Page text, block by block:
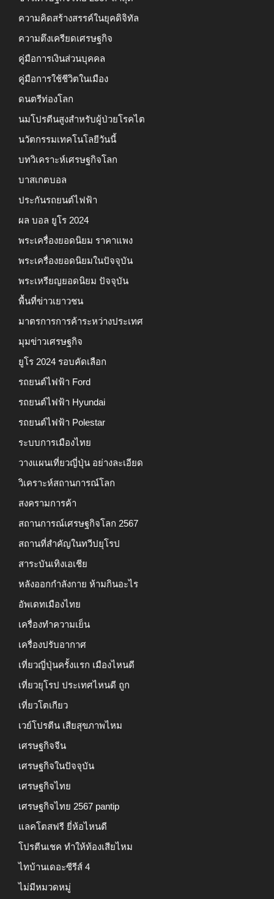
ความคิดสร้างสรรค์ในยุคดิจิทัล
ความตึงเครียดเศรษฐกิจ
คู่มือการเงินส่วนบุคคล
คู่มือการใช้ชีวิตในเมือง
ดนตรีท่องโลก
นมโปรตีนสูงสำหรับผู้ป่วยโรคไต
นวัตกรรมเทคโนโลยีวันนี้
บทวิเคราะห์เศรษฐกิจโลก
บาสเกตบอล
ประกันรถยนต์ไฟฟ้า
ผล บอล ยูโร 2024
พระเครื่องยอดนิยม ราคาแพง
พระเครื่องยอดนิยมในปัจจุบัน
พระเหรียญยอดนิยม ปัจจุบัน
พื้นที่ข่าวเยาวชน
มาตรการการค้าระหว่างประเทศ
มุมข่าวเศรษฐกิจ
ยูโร 2024 รอบคัดเลือก
รถยนต์ไฟฟ้า Ford
รถยนต์ไฟฟ้า Hyundai
รถยนต์ไฟฟ้า Polestar
ระบบการเมืองไทย
วางแผนเที่ยวญี่ปุ่น อย่างละเอียด
วิเคราะห์สถานการณ์โลก
สงครามการค้า
สถานการณ์เศรษฐกิจโลก 2567
สถานที่สำคัญในทวีปยุโรป
สาระบันเทิงเอเชีย
หลังออกกําลังกาย ห้ามกินอะไร
อัพเดทเมืองไทย
เครื่องทำความเย็น
เครื่องปรับอากาศ
เที่ยวญี่ปุ่นครั้งแรก เมืองไหนดี
เที่ยวยุโรป ประเทศไหนดี ถูก
เที่ยวโตเกียว
เวย์โปรตีน เสียสุขภาพไหม
เศรษฐกิจจีน
เศรษฐกิจในปัจจุบัน
เศรษฐกิจไทย
เศรษฐกิจไทย 2567 pantip
แลคโตสฟรี ยี่ห้อไหนดี
โปรตีนเชค ทำให้ท้องเสียไหม
ไทบ้านเดอะซีรีส์ 4
ไม่มีหมวดหมู่